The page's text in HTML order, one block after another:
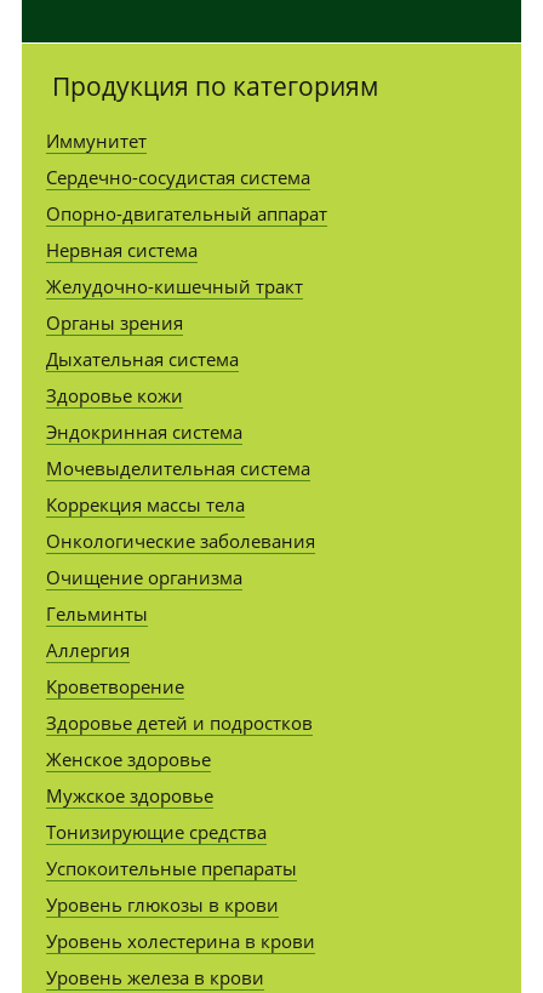
Продукция по категориям
Иммунитет
Сердечно-сосудистая система
Опорно-двигательный аппарат
Нервная система
Желудочно-кишечный тракт
Органы зрения
Дыхательная система
Здоровье кожи
Эндокринная система
Мочевыделительная система
Коррекция массы тела
Онкологические заболевания
Очищение организма
Гельминты
Аллергия
Кроветворение
Здоровье детей и подростков
Женское здоровье
Мужское здоровье
Тонизирующие средства
Успокоительные препараты
Уровень глюкозы в крови
Уровень холестерина в крови
Уровень железа в крови